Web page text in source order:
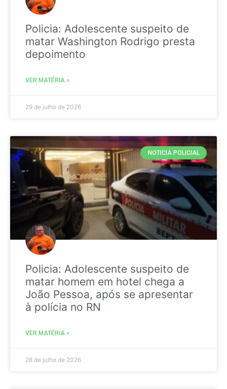
Policia: Adolescente suspeito de
matar Washington Rodrigo presta
depoimento
VER MATÉRIA »
29 de julho de 2026
NOTICIA POLICIAL
Policia: Adolescente suspeito de
matar homem em hotel chega a
João Pessoa, após se apresentar
à polícia no RN
VER MATÉRIA »
28 de julho de 2026